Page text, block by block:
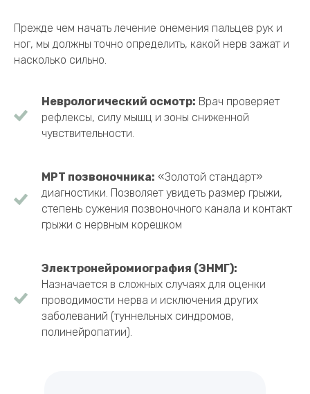
Прежде чем начать лечение онемения пальцев рук и
ног, мы должны точно определить, какой нерв зажат и
насколько сильно.
Неврологический осмотр: Врач проверяет
рефлексы, силу мышц и зоны сниженной
чувствительности.
МРТ позвоночника: «Золотой стандарт»
диагностики. Позволяет увидеть размер грыжи,
степень сужения позвоночного канала и контакт
грыжи с нервным корешком
Электронейромиография (ЭНМГ):
Назначается в сложных случаях для оценки
проводимости нерва и исключения других
заболеваний (туннельных синдромов,
полинейропатии).